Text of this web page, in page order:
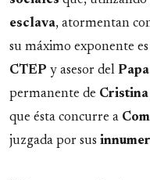
esclava, atormentan
su máximo exponente es
CTEP y asesor del Papa
permanente de Cristina
que ésta concurre a
juzgada por sus